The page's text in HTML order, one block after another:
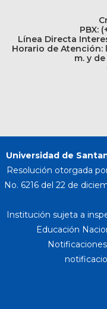
PBX:
Línea Directa
Horario de Atención:
m. y
Universidad de
Resolución otorgada
No. 6216 del 22 de
Institución sujeta a
Educación